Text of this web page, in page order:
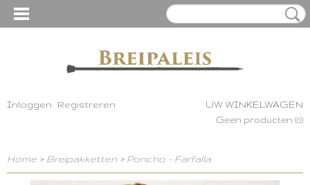
Inloggen Registreren UW WINKELWAGEN
Geen producten (0)
Home > Breipakketten > Poncho - Farfalla